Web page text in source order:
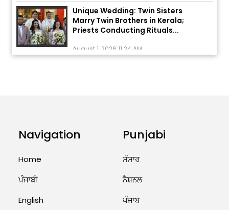
Unique Wedding: Twin Sisters
Marry Twin Brothers in Kerala;
Priests Conducting Rituals...
Pakistan’s Khyber Pakhtunkhwa:
7 Killed, 18 Injured
August 2, 2026 10:05 PM
India Wins 8 Gold Medals on Day
Navigation
Home
ਪੰਜਾਬੀ
English
Punjabi
ਸੰਸਾਰ
ਨੈਸ਼ਨਲ
ਪੰਜਾਬ